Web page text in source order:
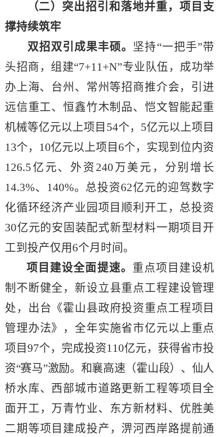
（二）突出招引和落地并重，项目支
撑持续筑牢
双招双引成果丰硕。 坚持“一把手”带
头招商，组建“7+11+N”专业队伍，成功举
办上海、台州、常州等招商推介会，引进
远信重工、 恒鑫竹木制品、 恺文智能起重
机械等亿元以上项目 54个， 5亿元以上项目
13个， 10亿元以上项目 6个，实现到位内资
126.5亿元、外资 240 万美元，分别增长
14.3%、 140%。总投资62亿元的迎驾数字
化循环经济产业园项目顺利开工，总投资
30亿元的安固装配式新型材料一期项目开
工到投产仅用 6个月 时间 。
项目建设全面提速。 重点项目建设机
制不断健全，新设立县重点工程建设管理
处，出台《霍山县政府投资重点工程项目
管理办法》
，全年实施省市亿元以上重点
项目97个，完成投资110亿元，获得省市投
资“赛马”激励。和襄高速 （霍山段） 、仙人
桥水库、西部城市道路更新工程等项目全
面开工， 万青竹业、东方新材料、优胜美
二期等项目建成投产， 淠河西岸路提前通